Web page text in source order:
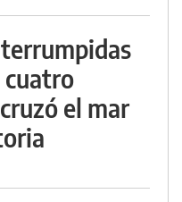
cuatro
el mar